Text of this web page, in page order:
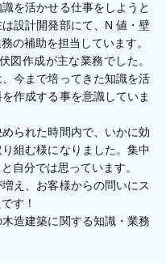
を活かせる仕事をしようと
設計開発部にて、N 値・壁
の補助を担当しています。
図作成が主な業務でした。
今まで培ってきた知識を活
作成する事を意識していま
られた時間内で、いかに効
組む様になりました。集中
自分では思っています。
え、お客様からの問いにス
す！
造建築に関する知識・業務